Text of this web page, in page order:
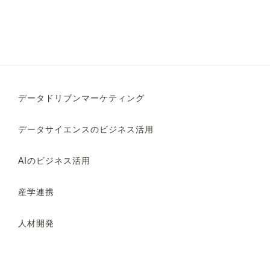
データドリブンマーケティング
データサイエンスのビジネス活用
AIのビジネス活用
産学連携
人材開発